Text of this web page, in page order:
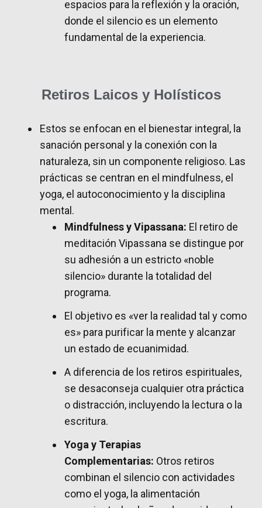
espacios para la reflexión y la oración,
donde el silencio es un elemento
fundamental de la experiencia.
Retiros Laicos y Holísticos
Estos se enfocan en el bienestar integral, la
sanación personal y la conexión con la
naturaleza, sin un componente religioso. Las
prácticas se centran en el mindfulness, el
yoga, el autoconocimiento y la disciplina
mental.
Mindfulness y Vipassana: El retiro de
meditación Vipassana se distingue por
su adhesión a un estricto «noble
silencio» durante la totalidad del
programa.
El objetivo es «ver la realidad tal y como
es» para purificar la mente y alcanzar
un estado de ecuanimidad.
A diferencia de los retiros espirituales,
se desaconseja cualquier otra práctica
o distracción, incluyendo la lectura o la
escritura.
Yoga y Terapias
Complementarias: Otros retiros
combinan el silencio con actividades
como el yoga, la alimentación